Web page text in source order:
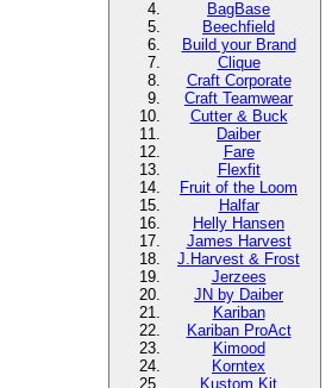
BagBase
Beechfield
Build your Brand
Clique
Craft Corporate
Craft Teamwear
Cutter & Buck
Daiber
Fare
Flexfit
Fruit of the Loom
Halfar
Helly Hansen
James Harvest
J.Harvest & Frost
Jerzees
JN by Daiber
Kariban
Kariban ProAct
Kimood
Korntex
Kustom Kit